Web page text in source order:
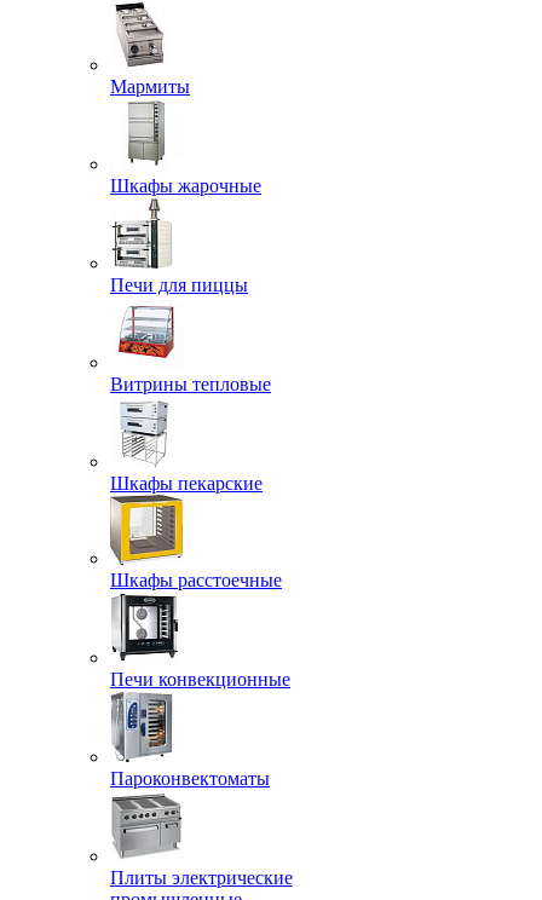
Мармиты
Шкафы жарочные
Печи для пиццы
Витрины тепловые
Шкафы пекарские
Шкафы расстоечные
Печи конвекционные
Пароконвектоматы
Плиты электрические